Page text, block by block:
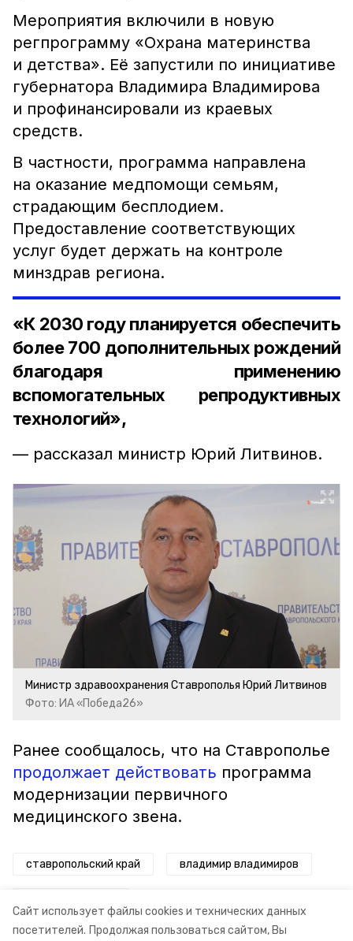
Сайт использует файлы cookies и технических данных
посетителей. Продолжая пользоваться сайтом, Вы
Мероприятия включили в новую
регпрограмму «Охрана материнства
и детства». Её запустили по инициативе
губернатора Владимира Владимирова
и профинансировали из краевых
средств.
В частности, программа направлена
на оказание медпомощи семьям,
страдающим бесплодием.
Предоставление соответствующих
услуг будет держать на контроле
минздрав региона.
«К 2030 году планируется обеспечить
более 700 дополнительных рождений
благодаря применению
вспомогательных репродуктивных
технологий»,
— рассказал министр Юрий Литвинов.
Министр здравоохранения Ставрополья Юрий Литвинов
Фото: ИА «Победа26»
Ранее сообщалось, что на Ставрополье
продолжает действовать программа
модернизации первичного
медицинского звена.
ставропольский край владимир владимиров
охрана материнства и детства минздрав ск